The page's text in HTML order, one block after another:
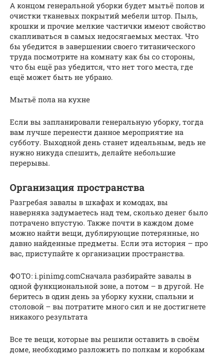
А концом генеральной уборки будет мытьё полов и
очистки тканевых покрытий мебели штор. Пыль,
крошки и прочие мелкие частички имеют свойство
скапливаться в самых недосягаемых местах. Что
бы убедится в завершении своего титанического
труда посмотрите на комнату как бы со стороны,
что бы ещё раз убедится, что нет того места, где
ещё может быть не убрано.
Мытьё пола на кухне
Если вы запланировали генеральную уборку, тогда
вам лучше перенести данное мероприятие на
субботу. Выходной день станет идеальным, ведь не
нужно никуда спешить, делайте небольшие
перерывы.
Организация пространства
Разгребая завалы в шкафах и комодах, вы
наверняка задумаетесь над тем, сколько денег было
потрачено впустую. Также почти в каждом доме
можно найти вещи, дублирующие потерянные, но
давно найденные предметы. Если эта история – про
вас, приступайте к организации пространства.
ФОТО: i.pinimg.comСначала разбирайте завалы в
одной функциональной зоне, а потом – в другой. Не
беритесь в один день за уборку кухни, спальни и
столовой – вы потратите много сил и не достигнете
никакого результата
Все те вещи, которые вы решили оставить в своём
доме, необходимо разложить по полкам и коробкам